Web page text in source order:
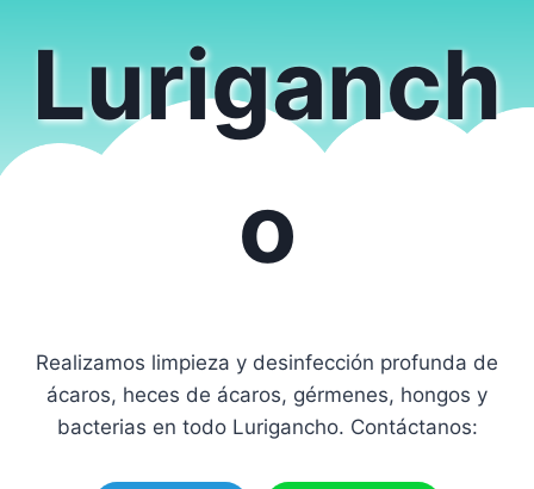
Luriganch
o
Realizamos limpieza y desinfección profunda de
ácaros, heces de ácaros, gérmenes, hongos y
bacterias en todo Lurigancho. Contáctanos: